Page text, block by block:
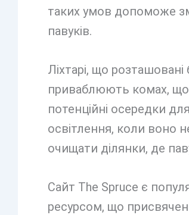
таких умов допоможе
павуків.
Ліхтарі, що розташовані
приваблюють комах, що
потенційні осередки
освітлення, коли воно
очищати ділянки, де
Сайт The Spruce є
ресурсом, що